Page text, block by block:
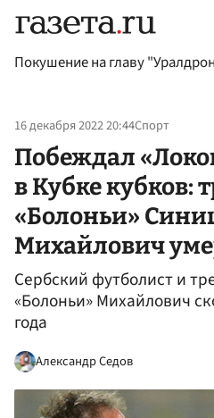
Покушение на главу
16 декабря 2022 20:44Спорт
Побеждал
в Кубке кубков:
«Болоньи»
Михайлович
Сербский футболист и
«Болоньи» Михайлович
года
Александр Седов